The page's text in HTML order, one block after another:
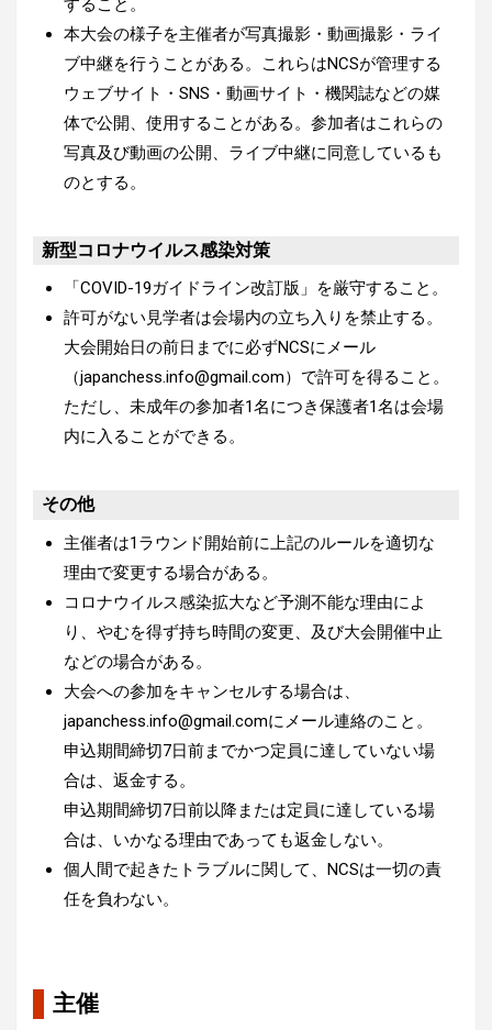
すること。
本大会の様子を主催者が写真撮影・動画撮影・ライ
ブ中継を行うことがある。これらはNCSが管理する
ウェブサイト・SNS・動画サイト・機関誌などの媒
体で公開、使用することがある。参加者はこれらの
写真及び動画の公開、ライブ中継に同意しているも
のとする。
新型コロナウイルス感染対策
「COVID-19ガイドライン改訂版」を厳守すること。
許可がない見学者は会場内の立ち入りを禁止する。
大会開始日の前日までに必ずNCSにメール
（japanchess.info@gmail.com）で許可を得ること。
ただし、未成年の参加者1名につき保護者1名は会場
内に入ることができる。
その他
主催者は1ラウンド開始前に上記のルールを適切な
理由で変更する場合がある。
コロナウイルス感染拡大など予測不能な理由によ
り、やむを得ず持ち時間の変更、及び大会開催中止
などの場合がある。
大会への参加をキャンセルする場合は、
japanchess.info@gmail.comにメール連絡のこと。
申込期間締切7日前までかつ定員に達していない場
合は、返金する。
申込期間締切7日前以降または定員に達している場
合は、いかなる理由であっても返金しない。
個人間で起きたトラブルに関して、NCSは一切の責
任を負わない。
主催